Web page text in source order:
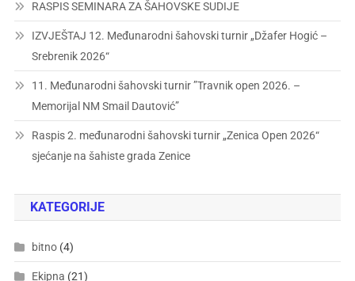
RASPIS SEMINARA ZA ŠAHOVSKE SUDIJE
IZVJEŠTAJ 12. Međunarodni šahovski turnir „Džafer Hogić –
Srebrenik 2026“
11. Međunarodni šahovski turnir ”Travnik open 2026. –
Memorijal NM Smail Dautović”
Raspis 2. međunarodni šahovski turnir „Zenica Open 2026“
sjećanje na šahiste grada Zenice
KATEGORIJE
bitno(4)
Ekipna (21)